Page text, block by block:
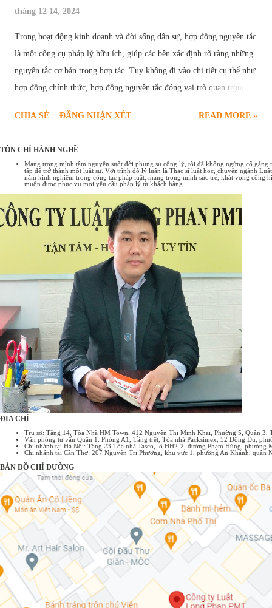
tháng 12 14, 2024
Trong hoạt động kinh doanh và đời sống dân sự, hợp đồng nguyên tắc
là một công cụ pháp lý hữu ích, giúp các bên xác định rõ ràng những
nguyên tắc cơ bản trong hợp tác. Tuy không đi vào chi tiết cụ thể như
hợp đồng chính thức, hợp đồng nguyên tắc đóng vai trò quan trọng,
sau đây sẽ cung cấp chi tiết quy định pháp luật về hợp đồng nguyên
Tổng quan về hợp đồng nguyên tắc Hợp đồng nguyên tắc là sự thỏa
thuận sơ bộ giữa các bên về những nội dung cơ bản, những nguyên
tắc chung nhất của một giao dịch. Có thể hiểu hợp đồng nguyên tắc
như một bản "ghi nhớ" hoặc "cam kết" về ý định hợp tác, tạo tiền đề
cho việc đàm phán và ký kết hợp đồng chính thức sau này. Đặc điểm
của hợp đồng nguyên tắc: Tính chất định hướng: Xác định khuôn khổ
chung, những điểm cốt lõi của giao ...
CHIA SẺ ĐĂNG NHẬN XÉT READ MORE »
TÔN CHỈ HÀNH NGHỀ
Mang trong mình tâm nguyện suốt đời phụng sự công lý, tôi đã không ngừng cố
tập để trở thành một luật sư. Với trình độ lý luận là Thạc sĩ luật học, chuyên ngành
năm kinh nghiệm trong công tác pháp luật, mang trong mình sức trẻ, khát vọng cống
muốn được phục vụ mọi yêu cầu pháp lý từ khách hàng.
ĐỊA CHỈ
Trụ sở: Tầng 14, Tòa Nhà HM Town, 412 Nguyễn Thị Minh Khai, Phường 5, Quận 3,
Văn phòng tư vấn Quận 1: Phòng A1, Tầng trệt, Tòa nhà Packsimex, 52 Đông Du,
Chi nhánh tại Hà Nội: Tầng 23 Tòa nhà Tasco, lô HH2-2, đường Phạm Hùng,
Chi nhánh tại Cần Thơ: 207 Nguyễn Tri Phương, khu vực 1, phường An Khánh, quận
BẢN ĐỒ CHỈ ĐƯỜNG